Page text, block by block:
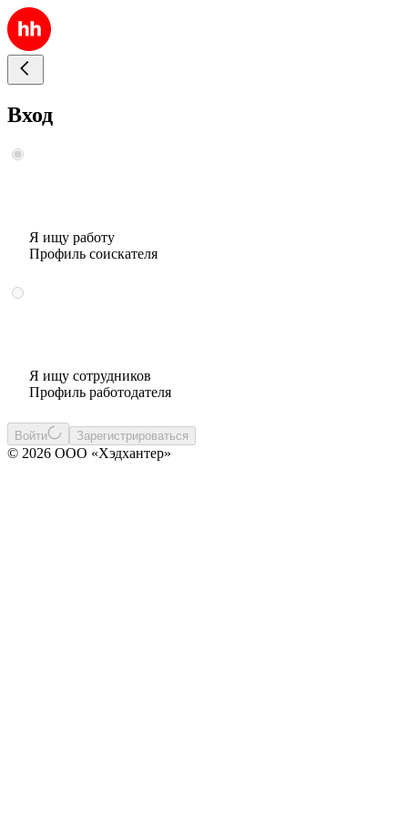
Вход
Я ищу работу
Профиль соискателя
Я ищу сотрудников
Профиль работодателя
Войти Зарегистрироваться
© 2026 ООО «Хэдхантер»